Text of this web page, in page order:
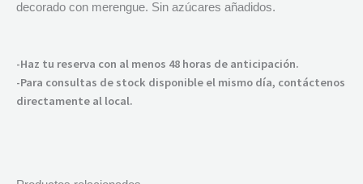
decorado con merengue. Sin azúcares añadidos.
-Haz tu reserva con al menos 48 horas de anticipación.
-Para consultas de stock disponible el mismo día, contáctenos
directamente al local.